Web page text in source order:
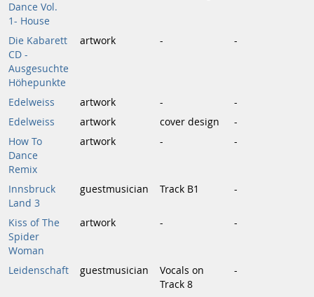
Dance Vol.
1- House
Die Kabarett
CD -
Ausgesuchte
Höhepunkte
artwork - -
Edelweiss artwork -
-
Edelweiss
artwork cover design
-
How To
Dance
Remix
artwork - -
Innsbruck
Land 3
guestmusician Track B1 -
Kiss of The
Spider
Woman
artwork - -
Leidenschaft guestmusician
Vocals on
Track 8
-